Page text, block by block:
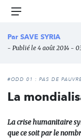
Aller
principal
Menu
Par SAVE SYRIA
- Publié le 4 août 2014 -
#ODD 01 : PAS DE
La
La crise humanitaire
que ce soit par le